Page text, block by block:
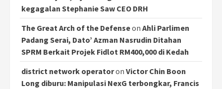
kegagalan Stephanie Saw CEO DRH
The Great Arch of the Defenseon Ahli Parlimen
Padang Serai, Dato’ Azman Nasrudin Ditahan
SPRM Berkait Projek Fidlot RM400,000 di Kedah
district network operatoron Victor Chin Boon
Long diburu: Manipulasi NexG terbongkar, Francis